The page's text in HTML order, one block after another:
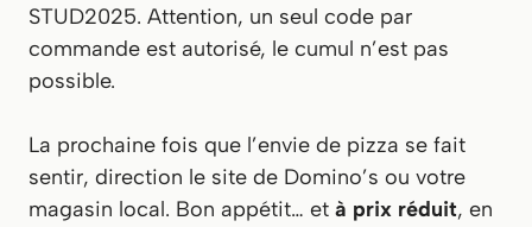
STUD2025. Attention, un seul code par
commande est autorisé, le cumul n’est pas
possible.
La prochaine fois que l’envie de pizza se fait
sentir, direction le site de Domino’s ou votre
magasin local. Bon appétit… et à prix réduit, en